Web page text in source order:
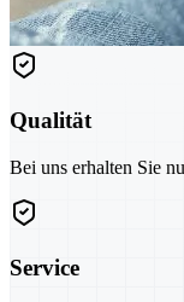
Qualität
Bei uns erhalten Sie
Service